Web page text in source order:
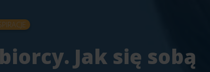
Jak się sobą